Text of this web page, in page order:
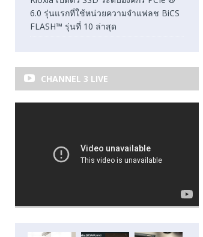
6.0 รุ่นแรกที่ใช้หน่วยความจำแฟลช BiCS
FLASH™ รุ่นที่ 10 ล่าสุด
CHANNEL 3 LIVE